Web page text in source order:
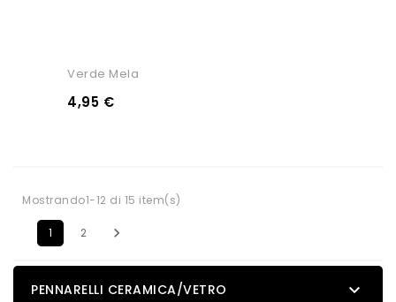
Verde Mela
4,95 €
Mostrando1-12 di 15 item(s)
1 2 
PENNARELLI CERAMICA/VETRO 